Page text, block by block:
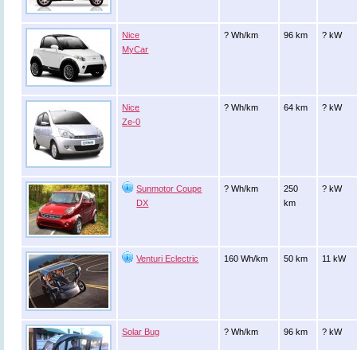
Nice
MyCar
? Wh/km 96 km ? kW
Nice
Ze-0
? Wh/km 64 km ? kW
Sunmotor Coupe
DX
? Wh/km
250
km
? kW
Venturi Eclectric 160 Wh/km 50 km 11 kW
Solar Bug ? Wh/km 96 km ? kW